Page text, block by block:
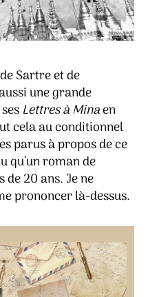
Sartre et de
une grande
Lettres à Minaen
cela au conditionnel
parus à propos de ce
qu’un roman de
de 20 ans. Je ne
prononcer là-dessus.